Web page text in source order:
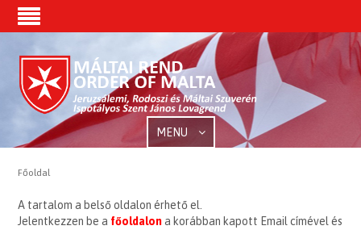
MENU
Főoldal
A tartalom a belső oldalon érhető el.
Jelentkezzen be a főoldalona korábban kapott Email címével és